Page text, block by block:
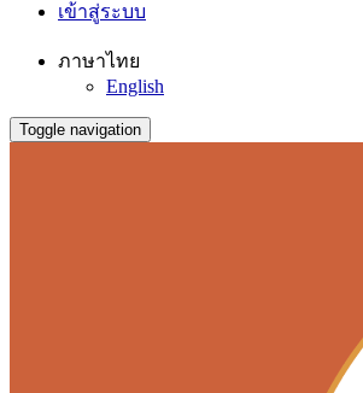
เข้าสู่ระบบ
ภาษาไทย
English
Toggle navigation